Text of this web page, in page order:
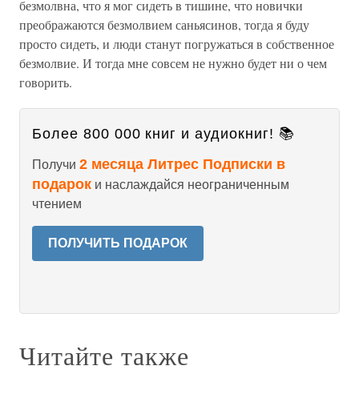
безмолвна, что я мог сидеть в тишине, что новички
преображаются безмолвием саньясинов, тогда я буду
просто сидеть, и люди станут погружаться в собственное
безмолвие. И тогда мне совсем не нужно будет ни о чем
говорить.
Более 800 000 книг и аудиокниг! 📚
Получи 2 месяца Литрес Подписки в
подарок и наслаждайся неограниченным
чтением
ПОЛУЧИТЬ ПОДАРОК
Читайте также